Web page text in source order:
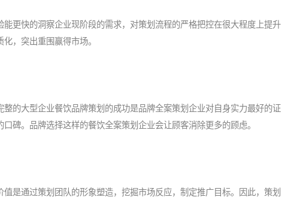
更快的洞察企业现阶段的需求，对策划流程的严格把控在很大程度上提升
，突出重围赢得市场。
的大型企业餐饮品牌策划的成功是品牌全案策划企业对自身实力最好的证
碑。品牌选择这样的餐饮全案策划企业会让顾客消除更多的顾虑。
是通过策划团队的形象塑造，挖掘市场反应，制定推广目标。因此，策划